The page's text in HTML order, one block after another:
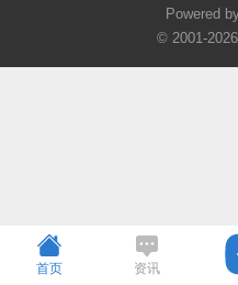
Powered
© 2001-2026
首页 资讯